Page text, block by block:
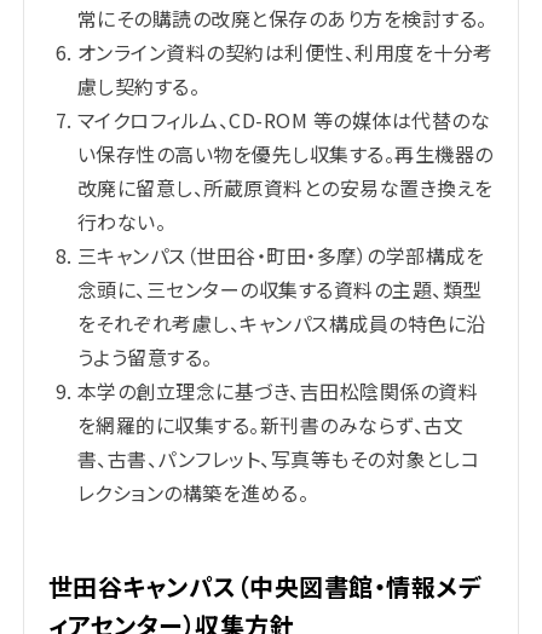
常にその購読の改廃と保存のあり方を検討する。
オンライン資料の契約は利便性、利用度を十分考
慮し契約する。
マイクロフィルム、CD-ROM 等の媒体は代替のな
い保存性の高い物を優先し収集する。再生機器の
改廃に留意し、所蔵原資料との安易な置き換えを
行わない。
三キャンパス（世田谷・町田・多摩）の学部構成を
念頭に、三センターの収集する資料の主題、類型
をそれぞれ考慮し、キャンパス構成員の特色に沿
うよう留意する。
本学の創立理念に基づき、吉田松陰関係の資料
を網羅的に収集する。新刊書のみならず、古文
書、古書、パンフレット、写真等もその対象としコ
レクションの構築を進める。
世田谷キャンパス（中央図書館・情報メデ
ィアセンター）収集方針